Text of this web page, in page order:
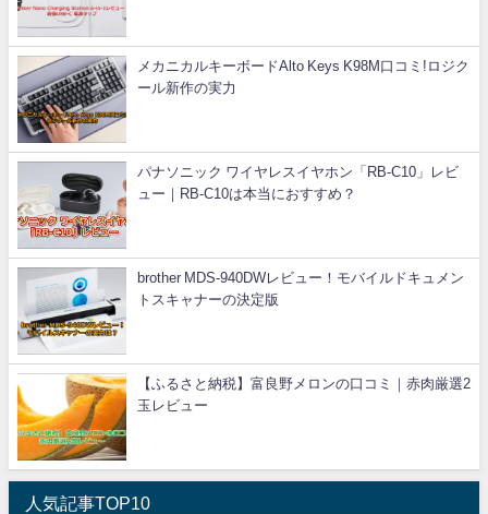
メカニカルキーボードAlto Keys K98M口コミ!ロジク
ール新作の実力
パナソニック ワイヤレスイヤホン「RB-C10」レビ
ュー｜RB-C10は本当におすすめ？
brother MDS-940DWレビュー！モバイルドキュメン
トスキャナーの決定版
【ふるさと納税】富良野メロンの口コミ｜赤肉厳選2
玉レビュー
人気記事TOP10